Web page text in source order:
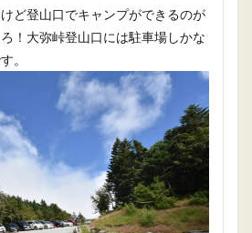
ど登山口でキャンプができるのが
！大弥峠登山口には駐車場しかな
。